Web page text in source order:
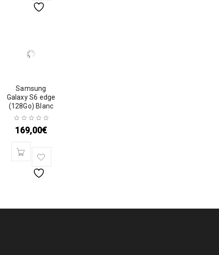
Samsung
Galaxy S6 edge
(128Go) Blanc
169,00€